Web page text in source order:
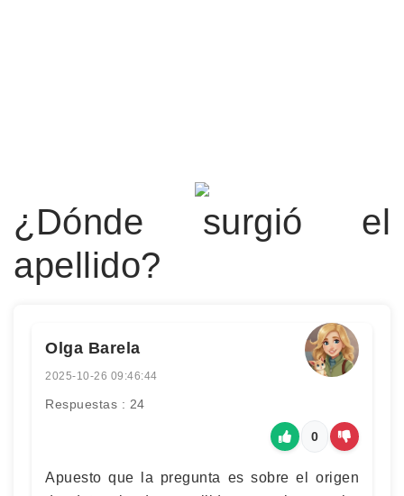
¿Dónde surgió el
apellido?
Olga Barela
2025-10-26 09:46:44
Respuestas : 24
0
Apuesto que la pregunta es sobre el origen